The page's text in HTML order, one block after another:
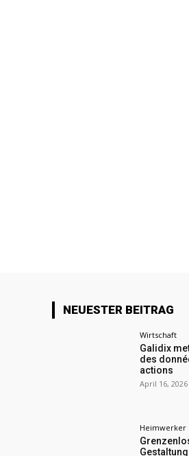
NEUESTER BEITRAG
Wirtschaft
Galidix
des
actions
April 16, 2026
Heimwerker